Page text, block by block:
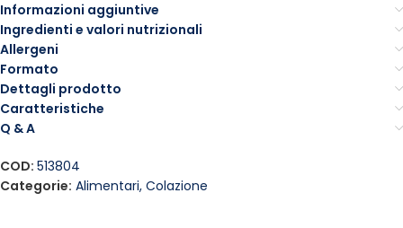
Informazioni aggiuntive
Ingredienti e valori nutrizionali
Allergeni
Formato
Dettagli prodotto
Caratteristiche
Q & A
COD: 513804
Categorie: Alimentari, Colazione